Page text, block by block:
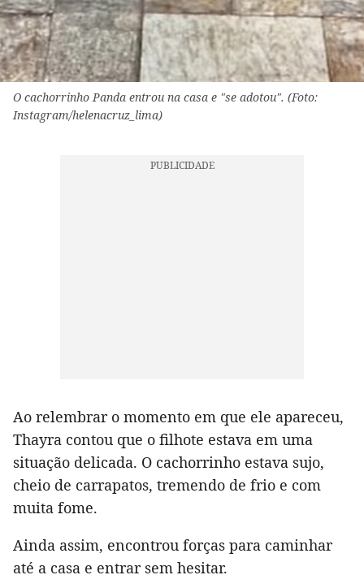
O cachorrinho Panda entrou na casa e "se adotou". (Foto:
Instagram/helenacruz_lima)
Ao relembrar o momento em que ele apareceu,
Thayra contou que o filhote estava em uma
situação delicada. O cachorrinho estava sujo,
cheio de carrapatos, tremendo de frio e com
muita fome.
Ainda assim, encontrou forças para caminhar
até a casa e entrar sem hesitar.